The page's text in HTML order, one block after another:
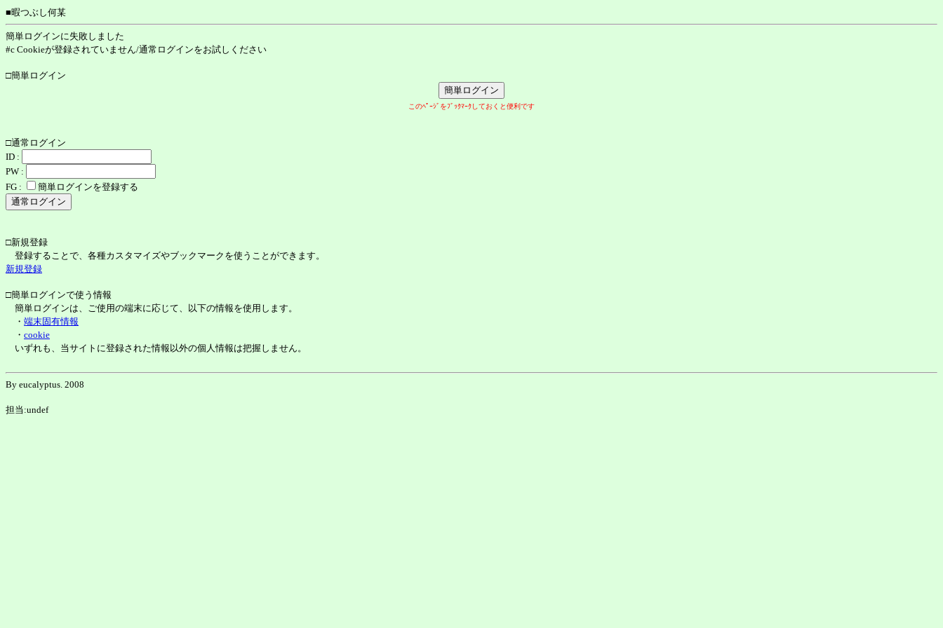
■暇つぶし何某
簡単ログインに失敗しました
#c Cookieが登録されていません/通常ログインをお試しください
□簡単ログイン
このﾍﾟｰｼﾞをﾌﾞｯｸﾏｰｸしておくと便利です
□通常ログイン
ID :
PW :
FG :
簡単ログインを登録する
□新規登録
登録することで、各種カスタマイズやブックマークを使うことができます。
新規登録
□簡単ログインで使う情報
簡単ログインは、ご使用の端末に応じて、以下の情報を使用します。
・ 端末固有情報
・ cookie
いずれも、当サイトに登録された情報以外の個人情報は把握しません。
By eucalyptus. 2008
担当:undef